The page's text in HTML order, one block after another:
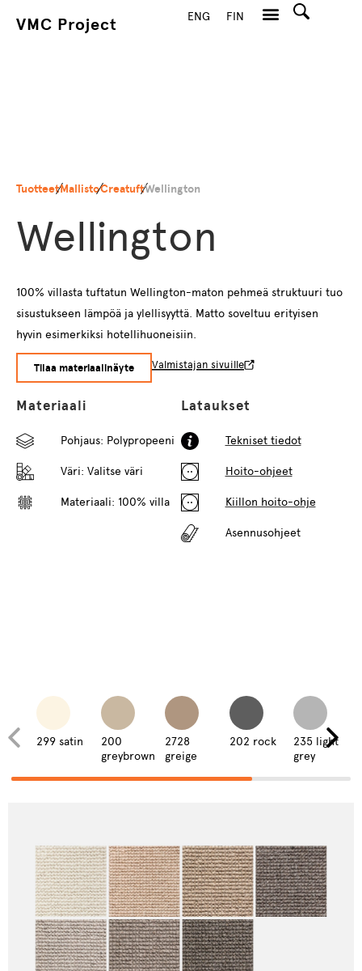
VMC Project ENG FIN
TuotteetMallistoCreatuftWellington
Wellington
100% villasta tuftatun Wellington-maton pehmeä struktuuri tuo
sisustukseen lämpöä ja ylellisyyttä. Matto soveltuu erityisen
hyvin esimerkiksi hotellihuoneisiin.
Tilaa materiaalinäyte Valmistajan sivuille
Materiaali
Pohjaus: Polypropeeni
Väri: Valitse väri
Materiaali: 100% villa
Lataukset
Tekniset tiedot
Hoito-ohjeet
Kiillon hoito-ohje
Asennusohjeet
299 satin
200
greybrown
2728
greige
202 rock
235 light
grey